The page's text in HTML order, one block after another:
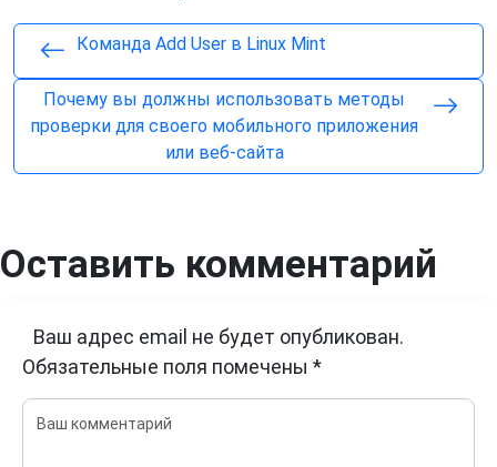
Команда Add User в Linux Mint
Почему вы должны использовать методы
проверки для своего мобильного приложения
или веб-сайта
Оставить комментарий
Ваш адрес email не будет опубликован.
Обязательные поля помечены *